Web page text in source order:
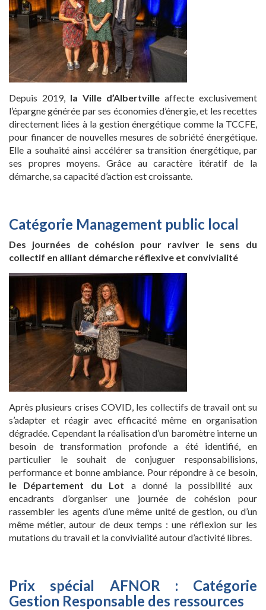
Depuis 2019, la Ville d’Albertville affecte exclusivement
l’épargne générée par ses économies d’énergie, et les recettes
directement liées à la gestion énergétique comme la TCCFE,
pour financer de nouvelles mesures de sobriété énergétique.
Elle a souhaité ainsi accélérer sa transition énergétique, par
ses propres moyens. Grâce au caractère itératif de la
démarche, sa capacité d’action est croissante.
Catégorie Management public local
Des journées de cohésion pour raviver le sens du
collectif en alliant démarche réflexive et convivialité
Après plusieurs crises COVID, les collectifs de travail ont su
s’adapter et réagir avec efficacité même en organisation
dégradée. Cependant la réalisation d’un baromètre interne un
besoin de transformation profonde a été identifié, en
particulier le souhait de conjuguer responsabilisions,
performance et bonne ambiance. Pour répondre à ce besoin,
le Département du Lot a donné la possibilité aux
encadrants d’organiser une journée de cohésion pour
rassembler les agents d’une même unité de gestion, ou d’un
même métier, autour de deux temps : une réflexion sur les
mutations du travail et la convivialité autour d’activité libres.
Prix spécial AFNOR : Catégorie
Gestion Responsable des ressources